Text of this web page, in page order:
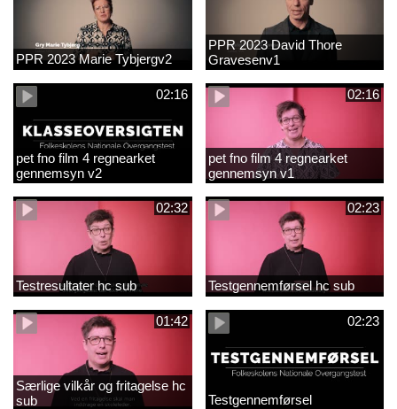
PPR 2023 Marie Tybjergv2
PPR 2023 David Thore
Gravesenv1
02:16
pet fno film 4 regnearket
gennemsyn v2
02:16
pet fno film 4 regnearket
gennemsyn v1
02:32
Testresultater hc sub
02:23
Testgennemførsel hc sub
01:42
Særlige vilkår og fritagelse hc
sub
02:23
Testgennemførsel